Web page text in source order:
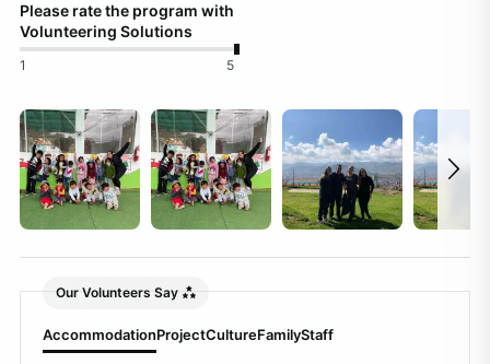
Please rate the program with
Volunteering Solutions
1 5
Our Volunteers Say
AccommodationProjectCultureFamilyStaff